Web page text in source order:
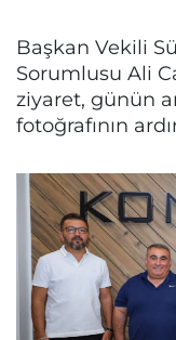
Başkan Vekili
Sorumlusu Ali
ziyaret, günün
fotoğrafının